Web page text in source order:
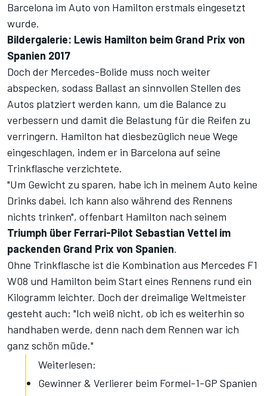
Barcelona im Auto von Hamilton erstmals eingesetzt
wurde.
Bildergalerie: Lewis Hamilton beim Grand Prix von
Spanien 2017
Doch der Mercedes-Bolide muss noch weiter
abspecken, sodass Ballast an sinnvollen Stellen des
Autos platziert werden kann, um die Balance zu
verbessern und damit die Belastung für die Reifen zu
verringern. Hamilton hat diesbezüglich neue Wege
eingeschlagen, indem er in Barcelona auf seine
Trinkflasche verzichtete.
"Um Gewicht zu sparen, habe ich in meinem Auto keine
Drinks dabei. Ich kann also während des Rennens
nichts trinken", offenbart Hamilton nach seinem
Triumph über Ferrari-Pilot Sebastian Vettel im
packenden Grand Prix von Spanien.
Ohne Trinkflasche ist die Kombination aus Mercedes F1
W08 und Hamilton beim Start eines Rennens rund ein
Kilogramm leichter. Doch der dreimalige Weltmeister
gesteht auch: "Ich weiß nicht, ob ich es weiterhin so
handhaben werde, denn nach dem Rennen war ich
ganz schön müde."
Weiterlesen:
Gewinner & Verlierer beim Formel-1-GP Spanien